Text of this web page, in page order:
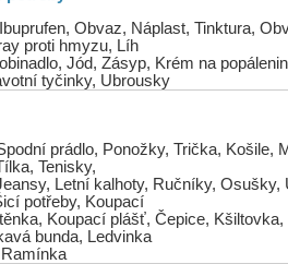
Obvaz, Náplast, Tinktura,
proti hmyzu, Líh
Jód, Zásyp, Krém na
tyčinky, Ubrousky
prádlo, Ponožky, Trička, Košile,
Tenisky,
Letní kalhoty, Ručníky, Osušky,
potřeby, Koupací
Koupací plášť, Čepice,
bunda, Ledvinka